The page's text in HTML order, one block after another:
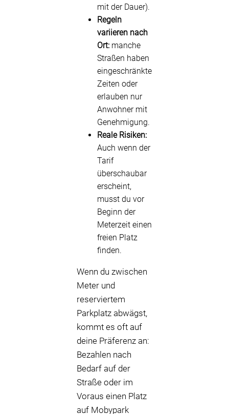
mit der Dauer).
Regeln
variieren nach
Ort: manche
Straßen haben
eingeschränkte
Zeiten oder
erlauben nur
Anwohner mit
Genehmigung.
Reale Risiken:
Auch wenn der
Tarif
überschaubar
erscheint,
musst du vor
Beginn der
Meterzeit einen
freien Platz
finden.
Wenn du zwischen
Meter und
reserviertem
Parkplatz abwägst,
kommt es oft auf
deine Präferenz an:
Bezahlen nach
Bedarf auf der
Straße oder im
Voraus einen Platz
auf Mobypark